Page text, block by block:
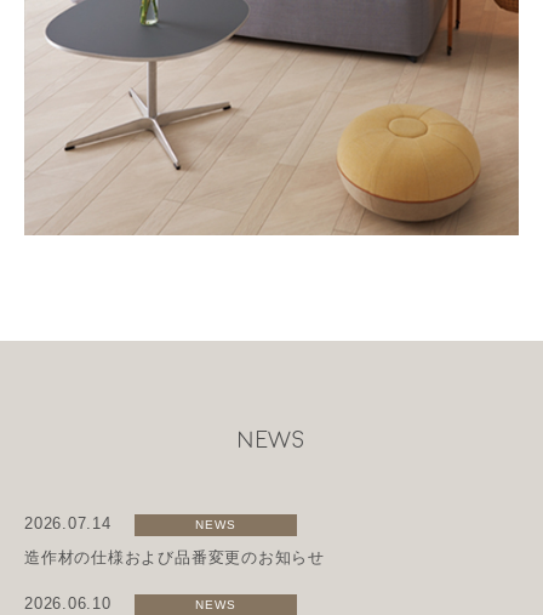
NEWS
2026.07.14 NEWS
造作材の仕様および品番変更のお知らせ
2026.06.10 NEWS